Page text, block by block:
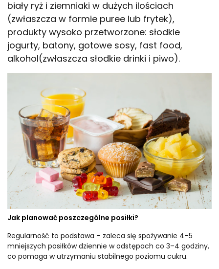
biały ryż i ziemniaki w dużych ilościach
(zwłaszcza w formie puree lub frytek),
produkty wysoko przetworzone: słodkie
jogurty, batony, gotowe sosy, fast food,
alkohol(zwłaszcza słodkie drinki i piwo).
Jak planować poszczególne posiłki?
Regularność to podstawa – zaleca się spożywanie 4–5
mniejszych posiłków dziennie w odstępach co 3–4 godziny,
co pomaga w utrzymaniu stabilnego poziomu cukru.